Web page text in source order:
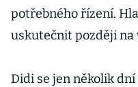
potřebného řízení.
uskutečnit později na
Didi se jen několik